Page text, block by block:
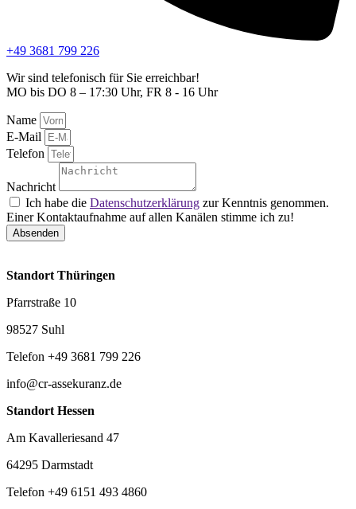
+49 3681 799 226
Wir sind telefonisch für Sie erreichbar!
MO bis DO 8 – 17:30 Uhr, FR 8 - 16 Uhr
Name
E-Mail
Telefon
Nachricht
Ich habe die Datenschutzerklärung zur Kenntnis genommen.
Einer Kontaktaufnahme auf allen Kanälen stimme ich zu!
Absenden
Standort Thüringen
Pfarrstraße 10
98527 Suhl
Telefon +49 3681 799 226
info@cr-assekuranz.de
Standort Hessen
Am Kavalleriesand 47
64295 Darmstadt
Telefon +49 6151 493 4860